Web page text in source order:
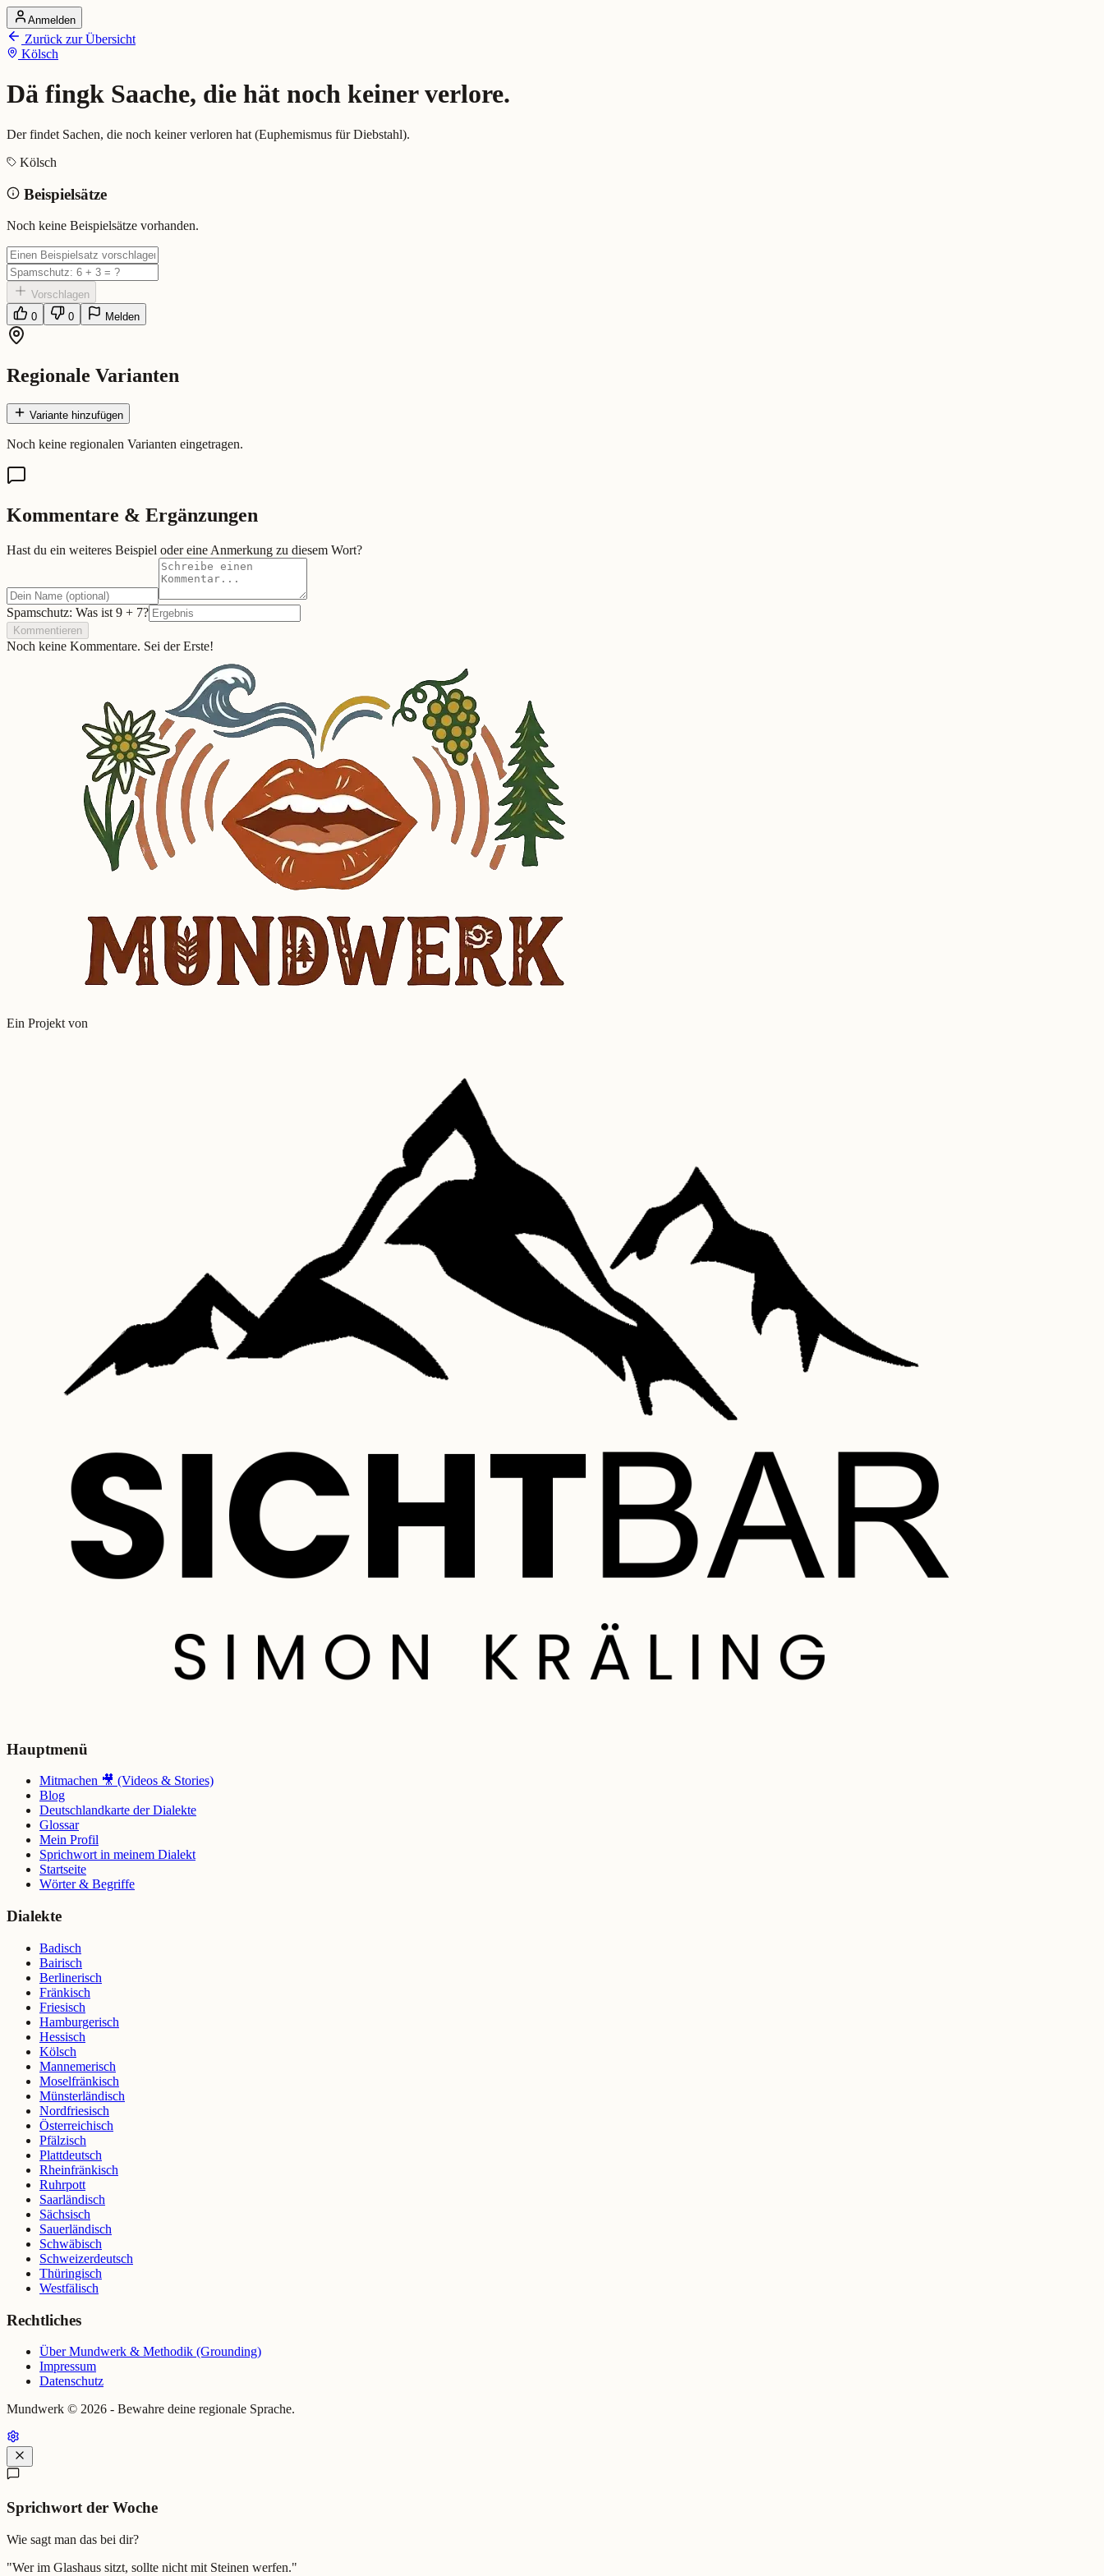
Startseite
Alle Dialekte
Dialekte vergleichen
Dialekt-Karte
Ranking
Dä fingk Saache, die hät noch keiner verlore. (Kölsch)
Bedeutung: Der findet Sachen, die noch keiner verloren hat (Euphemismus für Diebstahl).
Beispiel:Pass op dei Portemonnaie op, dä fingk Saache...
Eingereicht von: Mundwerk Team
Anmelden
Zurück zur Übersicht
Kölsch
Dä fingk Saache, die hät noch keiner verlore.
Der findet Sachen, die noch keiner verloren hat (Euphemismus für Diebstahl).
Kölsch
Beispielsätze
Noch keine Beispielsätze vorhanden.
Vorschlagen
0
0 Melden
Regionale Varianten
Variante hinzufügen
Noch keine regionalen Varianten eingetragen.
Kommentare & Ergänzungen
Hast du ein weiteres Beispiel oder eine Anmerkung zu diesem Wort?
Spamschutz: Was ist 9 + 7?
Kommentieren
Noch keine Kommentare. Sei der Erste!
Ein Projekt von
Hauptmenü
Mitmachen 🎥 (Videos & Stories)
Blog
Deutschlandkarte der Dialekte
Glossar
Mein Profil
Sprichwort in meinem Dialekt
Startseite
Wörter & Begriffe
Dialekte
Badisch
Bairisch
Berlinerisch
Fränkisch
Friesisch
Hamburgerisch
Hessisch
Kölsch
Mannemerisch
Moselfränkisch
Münsterländisch
Nordfriesisch
Österreichisch
Pfälzisch
Plattdeutsch
Rheinfränkisch
Ruhrpott
Saarländisch
Sächsisch
Sauerländisch
Schwäbisch
Schweizerdeutsch
Thüringisch
Westfälisch
Rechtliches
Über Mundwerk & Methodik (Grounding)
Impressum
Datenschutz
Mundwerk © 2026 - Bewahre deine regionale Sprache.
Sprichwort der Woche
Wie sagt man das bei dir?
"Wer im Glashaus sitzt, sollte nicht mit Steinen werfen."